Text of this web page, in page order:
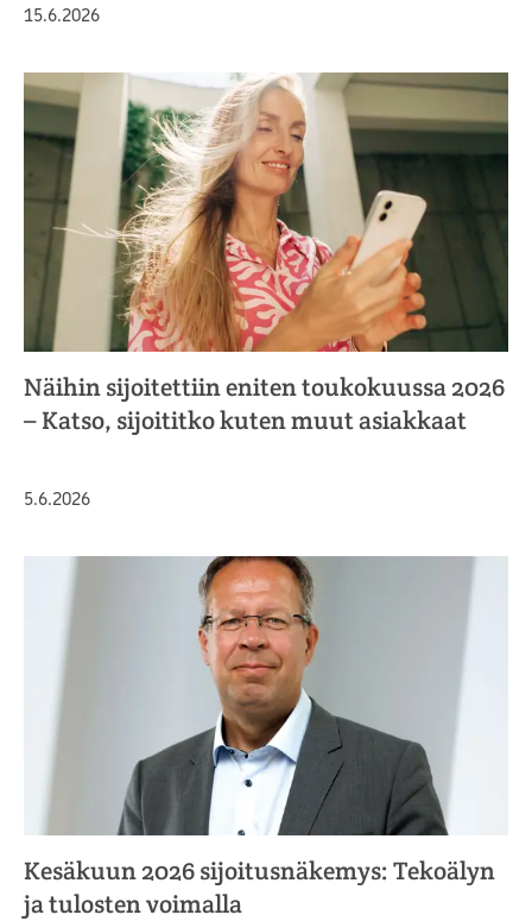
Julkaistu
15.6.2026
Näihin sijoitettiin eniten toukokuussa 2026
– Katso, sijoititko kuten muut asiakkaat
Julkaistu
5.6.2026
Kesäkuun 2026 sijoitusnäkemys: Tekoälyn
ja tulosten voimalla